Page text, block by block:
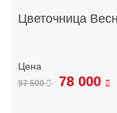
Цветочница
97 500 78 000